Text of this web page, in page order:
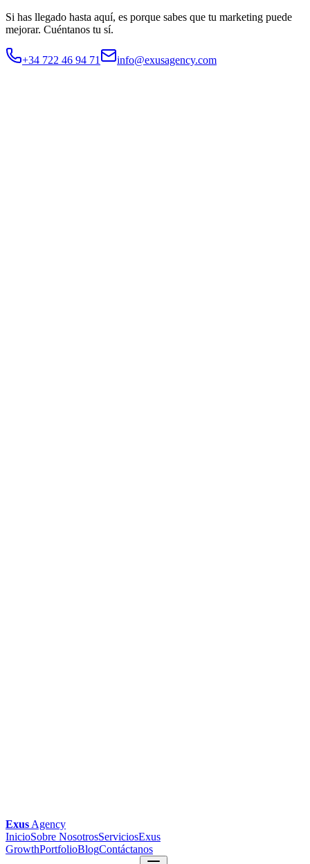
Si has llegado hasta aquí, es porque sabes que tu marketing puede
mejorar. Cuéntanos tu sí.
+34 722 46 94 71 info@exusagency.com
Exus Agency
InicioSobre NosotrosServiciosExus
GrowthPortfolioBlogContáctanos